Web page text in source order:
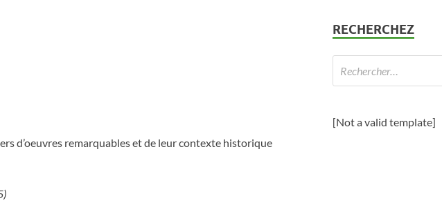
d’oeuvres remarquables et de leur contexte historique
RECHERCHEZ
[Not a valid template]